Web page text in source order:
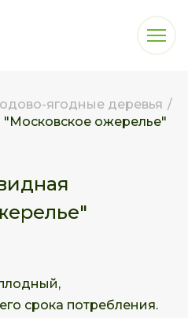
ягодные деревья /
ожерелье"
срока потребления.